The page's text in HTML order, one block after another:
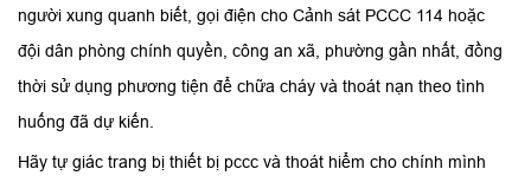
người xung quanh biết, gọi điện cho Cảnh sát PCCC 114 hoặc
đội dân phòng chính quyền, công an xã, phường gần nhất, đồng
thời sử dụng phương tiện để chữa cháy và thoát nạn theo tình
huống đã dự kiến.
Hãy tự giác trang bị thiết bị pccc và thoát hiểm cho chính mình